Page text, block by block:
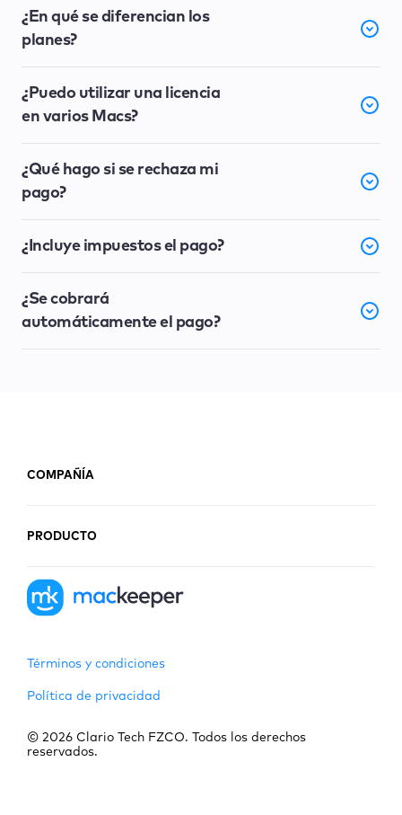
¿En qué se diferencian los
planes?
¿Puedo utilizar una licencia
en varios Macs?
¿Qué hago si se rechaza mi
pago?
¿Incluye impuestos el pago?
¿Se cobrará
automáticamente el pago?
COMPAÑÍA
PRODUCTO
Términos y condiciones
Política de privacidad
© 2026 Clario Tech FZCO. Todos los derechos
reservados.